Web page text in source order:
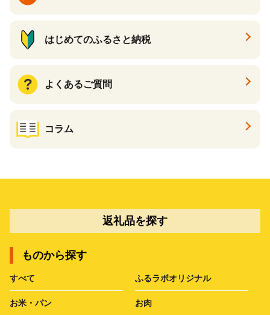
はじめてのふるさと納税
よくあるご質問
コラム
返礼品を探す
ものから探す
すべて ふるラボオリジナル
お米・パン お肉